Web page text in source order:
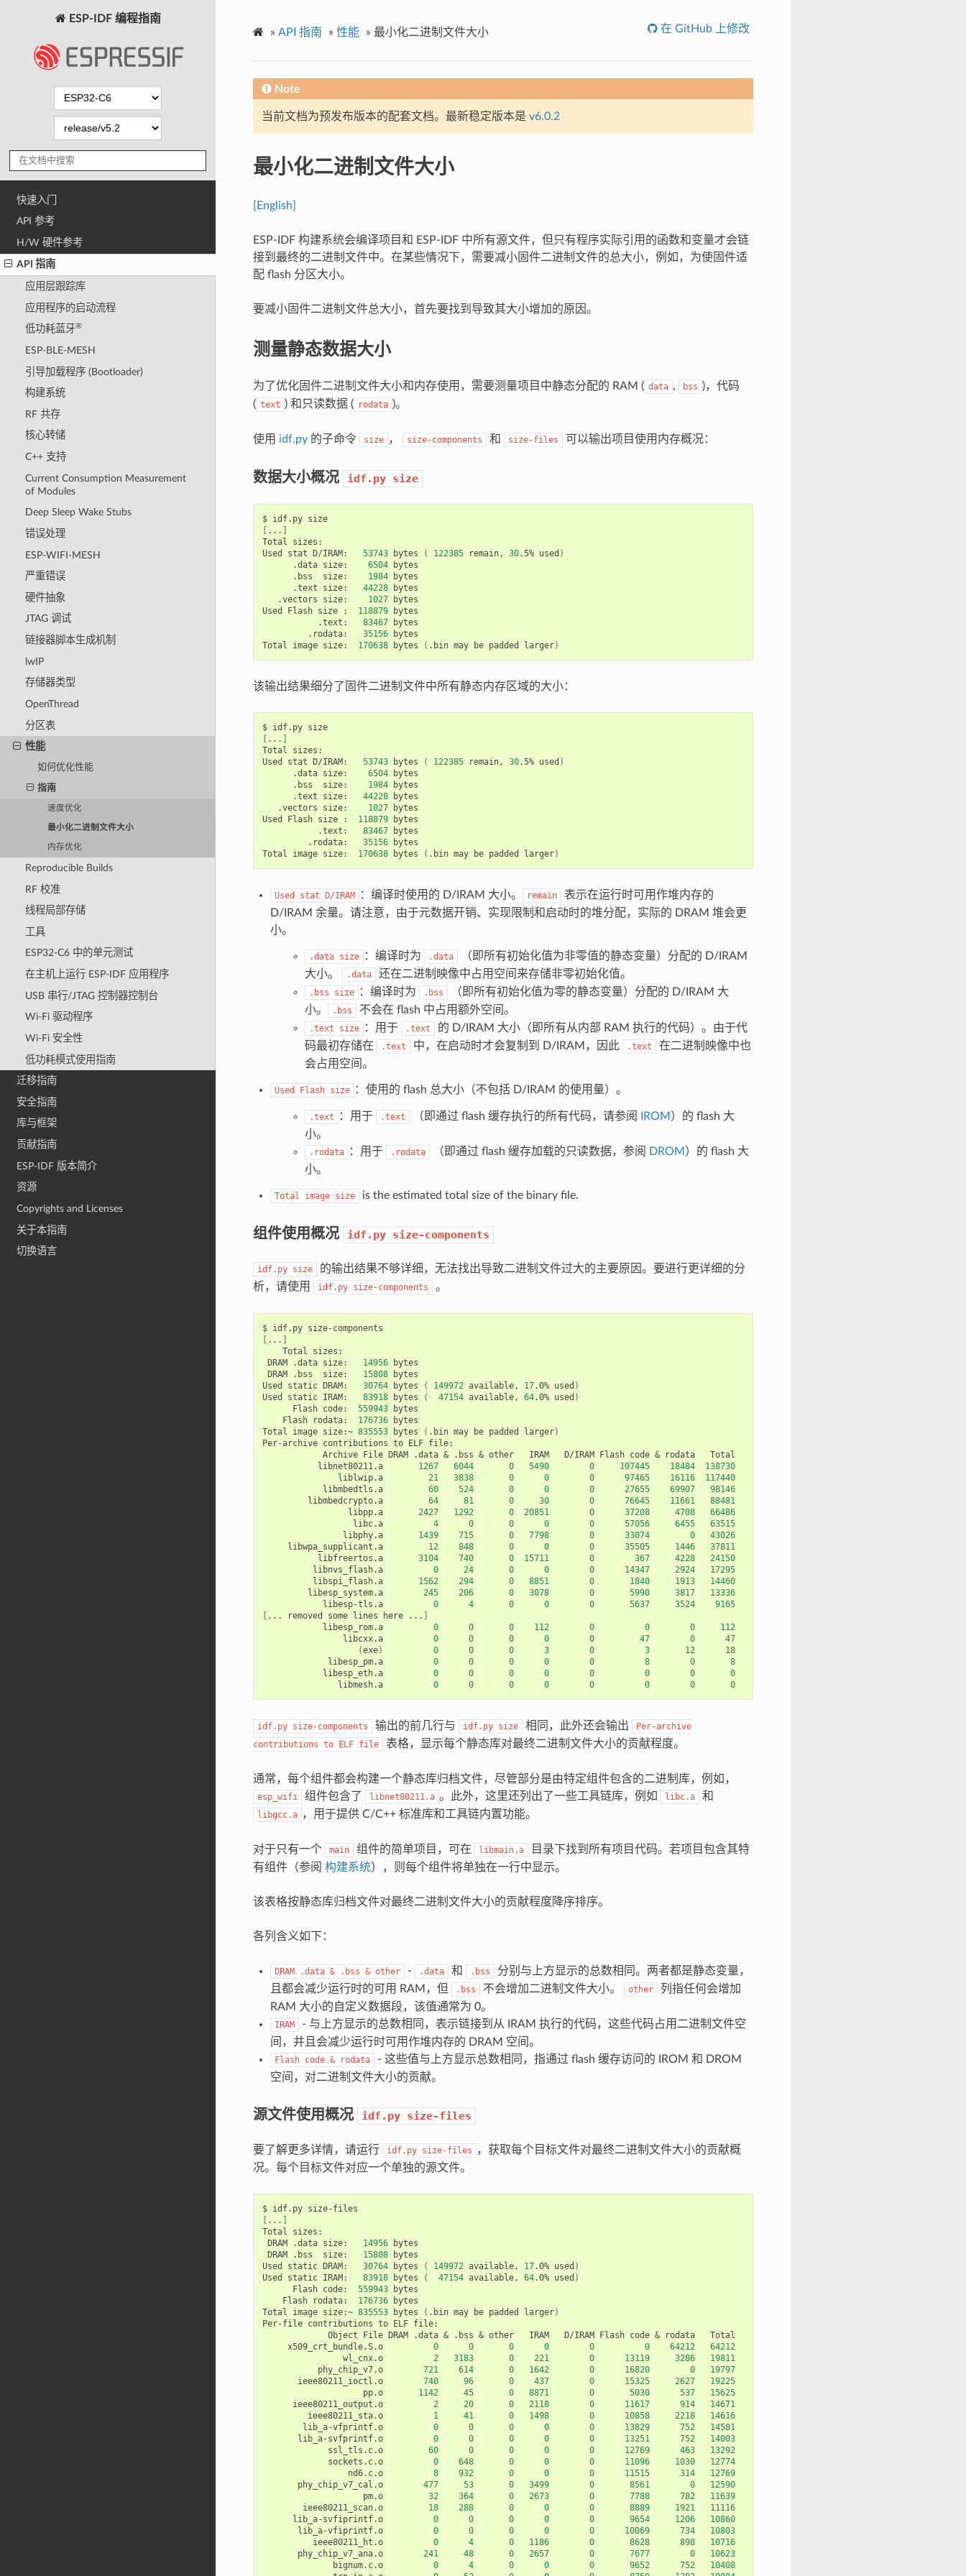
ESP-IDF 编程指南
快速入门
API 参考
H/W 硬件参考
API 指南
应用层跟踪库
应用程序的启动流程
低功耗蓝牙®
ESP-BLE-MESH
引导加载程序 (Bootloader)
构建系统
RF 共存
核心转储
C++ 支持
Current Consumption Measurement
of Modules
Deep Sleep Wake Stubs
错误处理
ESP-WIFI-MESH
严重错误
硬件抽象
JTAG 调试
链接器脚本生成机制
lwIP
存储器类型
OpenThread
分区表
性能
如何优化性能
指南
速度优化
最小化二进制文件大小
内存优化
Reproducible Builds
RF 校准
线程局部存储
工具
ESP32-C6 中的单元测试
在主机上运行 ESP-IDF 应用程序
USB 串行/JTAG 控制器控制台
Wi-Fi 驱动程序
Wi-Fi 安全性
低功耗模式使用指南
迁移指南
安全指南
库与框架
贡献指南
ESP-IDF 版本简介
资源
Copyrights and Licenses
关于本指南
切换语言
» API 指南 » 性能 » 最小化二进制文件大小 在 GitHub 上修改
Note
当前文档为预发布版本的配套文档。最新稳定版本是 v6.0.2
最小化二进制文件大小
[English]
ESP-IDF 构建系统会编译项目和 ESP-IDF 中所有源文件，但只有程序实际引用的函数和变量才会链
接到最终的二进制文件中。在某些情况下，需要减小固件二进制文件的总大小，例如，为使固件适
配 flash 分区大小。
要减小固件二进制文件总大小，首先要找到导致其大小增加的原因。
测量静态数据大小
为了优化固件二进制文件大小和内存使用，需要测量项目中静态分配的 RAM ( data , bss )，代码
( text ) 和只读数据 ( rodata )。
使用 idf.py的子命令 size ， size-components 和 size-files 可以输出项目使用内存概况：
数据大小概况 idf.py size
$ idf.py
size
[ ... ]
Total
sizes:
Used
stat D/IRAM: 53743 bytes ( 122385 remain, 30.5% used )
.data size: 6504
.bss
size: 1984
.text
size: 44228
.vectors
size: 1027
bytes
Used
Flash size : 118879
.text:
83467
.rodata:
35156
bytes
Total
image size: 170638 bytes ( .bin may be padded larger)
该输出结果细分了固件二进制文件中所有静态内存区域的大小：
$ idf.py
size
[ ... ]
Total
sizes:
Used
stat D/IRAM: 53743 bytes ( 122385 remain, 30.5% used )
.data size: 6504
.bss
size: 1984
.text
size: 44228
.vectors
size: 1027
bytes
Used
Flash size : 118879
.text:
83467
.rodata:
35156
bytes
Total
image size: 170638 bytes ( .bin may be padded larger)
Used stat D/IRAM ：编译时使用的 D/IRAM 大小。 remain
表示在运行时可用作堆内存的
D/IRAM 余量。请注意，由于元数据开销、实现限制和启动时的堆分配，实际的 DRAM 堆会更
小。
.data size ：编译时为 .data
（即所有初始化值为非零值的静态变量）分配的 D/IRAM
大小。
.data 还在二进制映像中占用空间来存储非零初始化值。
.bss size ：编译时为 .bss
（即所有初始化值为零的静态变量）分配的 D/IRAM 大
小。
.bss 不会在 flash 中占用额外空间。
.text size ：用于 .text
的 D/IRAM 大小（即所有从内部 RAM 执行的代码）。由于代
码最初存储在
.text 中，在启动时才会复制到 D/IRAM，因此 .text
在二进制映像中也
会占用空间。
Used Flash size ：使用的 flash 总大小（不包括 D/IRAM 的使用量）。
.text ：用于 .text （即通过 flash 缓存执行的所有代码，请参阅 IROM ）的 flash 大
小。
.rodata ：用于 .rodata （即通过 flash 缓存加载的只读数据，参阅 DROM ）的 flash 大
小。
Total image size is the estimated total size of the binary file.
组件使用概况 idf.py size-components
idf.py size
的输出结果不够详细，无法找出导致二进制文件过大的主要原因。要进行更详细的分
析，请使用
idf.py size-components 。
$ idf.py
[ ... ]
Total
DRAM
.data size: 14956
DRAM
.bss size: 15808
bytes
Used
static DRAM: 30764 bytes ( 149972 available, 17.0% used )
Used
static IRAM: 83918 bytes ( 47154 available, 64.0% used )
Flash code: 559943
Flash
rodata: 176736
bytes
Total
image size:~ 835553 bytes ( .bin may be padded larger)
Per-archive contributions to ELF
Archive File DRAM .data & .bss & other IRAM D/IRAM Flash code & rodata
libnet80211.a
1267 6044 0 5490 0 107445 18484
138730
liblwip.a
21 3838 0 0 0 97465 16116
117440
libmbedtls.a
60 524 0 0 0 27655 69907
98146
libmbedcrypto.a
64 81 0 30 0 76645 11661
88481
libpp.a
2427 1292 0 20851 0 37208 4708
66486
libc.a
4 0 0 0 0 57056 6455
63515
libphy.a
1439 715 0 7798 0 33074 0
43026
libwpa_supplicant.a
12 848 0 0 0 35505 1446
37811
libfreertos.a
3104 740 0 15711 0 367 4228
24150
libnvs_flash.a
0 24 0 0 0 14347 2924
17295
libspi_flash.a
1562 294 0 8851 0 1840 1913
14460
libesp_system.a
245 206 0 3078 0 5990 3817
13336
libesp-tls.a
0 4 0 0 0 5637 3524
9165
[ ... removed some lines here ... ]
libesp_rom.a
0 0 0 112 0 0 0
112
libcxx.a
0 0 0 0 0 47 0
47
(exe) 0 0 0 3 0 3 12
18
libesp_pm.a
0 0 0 0 0 8 0
8
libesp_eth.a
0 0 0 0 0 0 0
0
libmesh.a
0 0 0 0 0 0 0 0
idf.py size-components 输出的前几行与 idf.py size 相同，此外还会输出
Per-archive
contributions to ELF file 表格，显示每个静态库对最终二进制文件大小的贡献程度。
通常，每个组件都会构建一个静态库归档文件，尽管部分是由特定组件包含的二进制库，例如，
esp_wifi 组件包含了 libnet80211.a 。此外，这里还列出了一些工具链库，例如 libc.a 和
libgcc.a ，用于提供 C/C++ 标准库和工具链内置功能。
对于只有一个 main 组件的简单项目，可在 libmain.a
目录下找到所有项目代码。若项目包含其特
有组件（参阅 构建系统），则每个组件将单独在一行中显示。
该表格按静态库归档文件对最终二进制文件大小的贡献程度降序排序。
各列含义如下：
DRAM .data & .bss & other - .data 和 .bss
分别与上方显示的总数相同。两者都是静态变量，
且都会减少运行时的可用 RAM，但
.bss 不会增加二进制文件大小。 other
列指任何会增加
RAM 大小的自定义数据段，该值通常为 0。
IRAM
- 与上方显示的总数相同，表示链接到从 IRAM 执行的代码，这些代码占用二进制文件空
间，并且会减少运行时可用作堆内存的 DRAM 空间。
Flash code & rodata
- 这些值与上方显示总数相同，指通过 flash 缓存访问的 IROM 和 DROM
空间，对二进制文件大小的贡献。
源文件使用概况 idf.py size-files
要了解更多详情，请运行 idf.py size-files
，获取每个目标文件对最终二进制文件大小的贡献概
况。每个目标文件对应一个单独的源文件。
$ idf.py
[ ... ]
Total
DRAM
.data size: 14956
DRAM
.bss size: 15808
bytes
Used
static DRAM: 30764 bytes ( 149972 available, 17.0% used )
Used
static IRAM: 83918 bytes ( 47154 available, 64.0% used )
Flash code: 559943
Flash
rodata: 176736
bytes
Total
image size:~ 835553 bytes ( .bin may be padded larger)
Per-file contributions to ELF
Object
File DRAM .data & .bss & other IRAM D/IRAM Flash code & rodata
x509_crt_bundle.S.o
0 0 0 0 0 0 64212
64212
wl_cnx.o
2 3183 0 221 0 13119 3286
19811
phy_chip_v7.o
721 614 0 1642 0 16820 0
19797
ieee80211_ioctl.o
740 96 0 437 0 15325 2627
19225
pp.o
1142 45 0 8871 0 5030 537
15625
ieee80211_output.o
2 20 0 2118 0 11617 914
14671
ieee80211_sta.o
1 41 0 1498 0 10858 2218
14616
lib_a-vfprintf.o
0 0 0 0 0 13829 752
14581
lib_a-svfprintf.o
0 0 0 0 0 13251 752
14003
ssl_tls.c.o
60 0 0 0 0 12769 463
13292
sockets.c.o
0 648 0 0 0 11096 1030
12774
nd6.c.o
8 932 0 0 0 11515 314
12769
phy_chip_v7_cal.o
477 53 0 3499 0 8561 0
12590
pm.o
32 364 0 2673 0 7788 782
11639
ieee80211_scan.o
18 288 0 0 0 8889 1921
11116
lib_a-svfiprintf.o
0 0 0 0 0 9654 1206
10860
lib_a-vfiprintf.o
0 0 0 0 0 10069 734
10803
ieee80211_ht.o
0 4 0 1186 0 8628 898
10716
phy_chip_v7_ana.o
241 48 0 2657 0 7677 0
10623
bignum.c.o
0 4 0 0 0 9652 752
10408